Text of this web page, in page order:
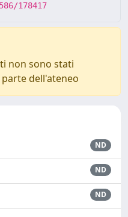
178417
non sono stati
dell'ateneo
ND
ND
ND